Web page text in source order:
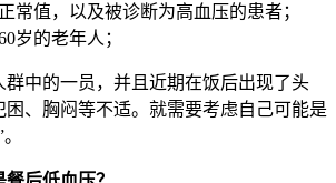
常值，以及被诊断为高血压的患者；
岁的老年人；
群中的一员，并且近期在饭后出现了头
困、胸闷等不适。就需要考虑自己可能是